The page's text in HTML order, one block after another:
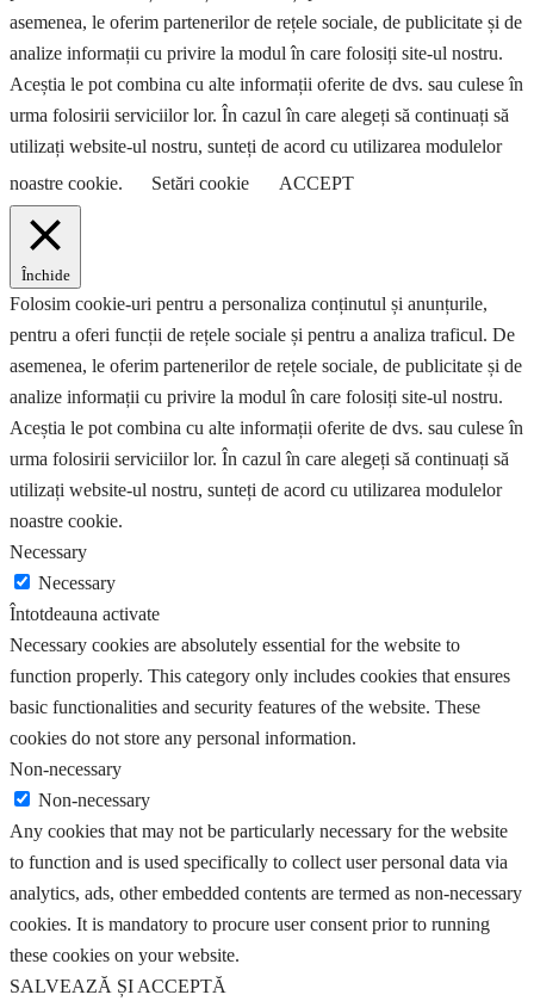
asemenea, le oferim partenerilor de rețele sociale, de publicitate și de
analize informații cu privire la modul în care folosiți site-ul nostru.
Aceștia le pot combina cu alte informații oferite de dvs. sau culese în
urma folosirii serviciilor lor. În cazul în care alegeți să continuați să
utilizați website-ul nostru, sunteți de acord cu utilizarea modulelor
noastre cookie.
Setări cookie ACCEPT
Închide
Folosim cookie-uri pentru a personaliza conținutul și anunțurile,
pentru a oferi funcții de rețele sociale și pentru a analiza traficul. De
asemenea, le oferim partenerilor de rețele sociale, de publicitate și de
analize informații cu privire la modul în care folosiți site-ul nostru.
Aceștia le pot combina cu alte informații oferite de dvs. sau culese în
urma folosirii serviciilor lor. În cazul în care alegeți să continuați să
utilizați website-ul nostru, sunteți de acord cu utilizarea modulelor
noastre cookie.
Necessary
Necessary
Întotdeauna activate
Necessary cookies are absolutely essential for the website to
function properly. This category only includes cookies that ensures
basic functionalities and security features of the website. These
cookies do not store any personal information.
Non-necessary
Non-necessary
Any cookies that may not be particularly necessary for the website
to function and is used specifically to collect user personal data via
analytics, ads, other embedded contents are termed as non-necessary
cookies. It is mandatory to procure user consent prior to running
these cookies on your website.
SALVEAZĂ ȘI ACCEPTĂ